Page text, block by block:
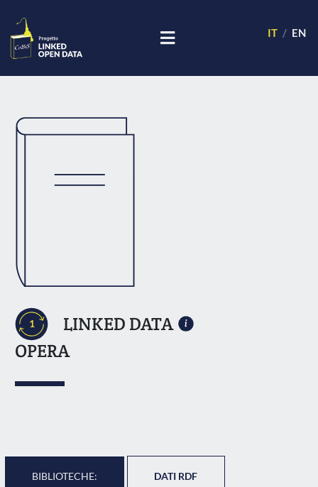
IT EN
1
LINKED DATA
OPERA
BIBLIOTECHE: DATI RDF